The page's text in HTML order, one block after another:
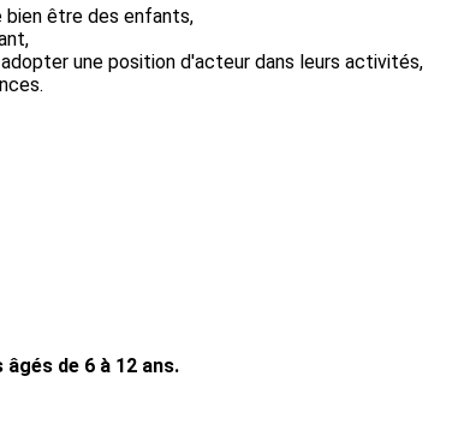
être des enfants,
une position d'acteur dans leurs activités,
de 6 à 12 ans.